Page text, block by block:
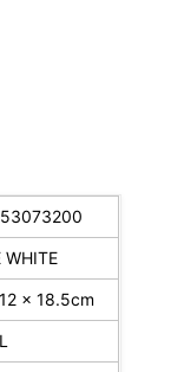
WHITE
x 18.5cm